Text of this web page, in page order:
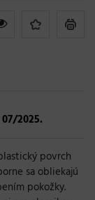
2025.
povrch
sa obliekajú
pokožky.